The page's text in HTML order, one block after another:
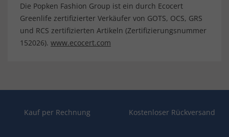
Die Popken Fashion Group ist ein durch Ecocert
Greenlife zertifizierter Verkäufer von GOTS, OCS, GRS
und RCS zertifizierten Artikeln (Zertifizierungsnummer
152026). www.ecocert.com
Kauf per Rechnung Kostenloser Rückversand